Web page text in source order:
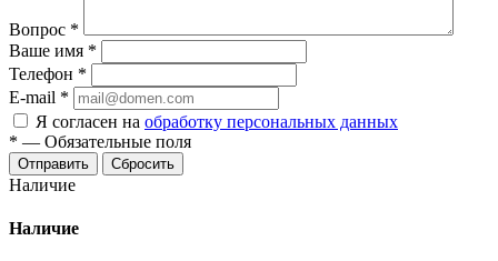
Вопрос *
Ваше имя *
Телефон *
E-mail *
Я согласен на обработку персональных данных
* — Обязательные поля
Отправить Сбросить
Наличие
Наличие